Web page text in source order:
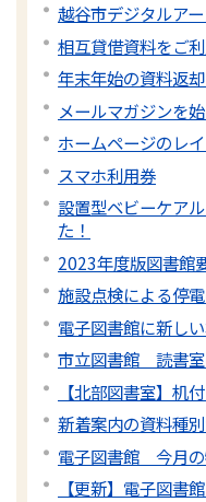
越谷市デジタルア
相互貸借資料をご
年末年始の資料返
メールマガジンを
ホームページのレ
スマホ利用券
設置型ベビーケア
た！
2023年度版図書館
施設点検による停
電子図書館に新し
市立図書館 読書室
【北部図書室】机
新着案内の資料種
電子図書館 今月
【更新】電子図書